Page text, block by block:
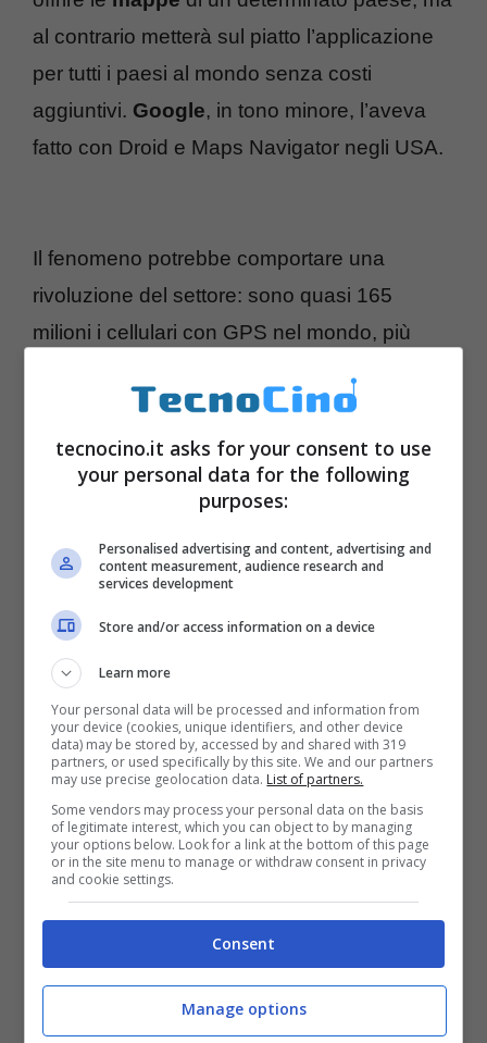
al contrario metterà sul piatto l’applicazione
per tutti i paesi al mondo senza costi
aggiuntivi. Google, in tono minore, l’aveva
fatto con Droid e Maps Navigator negli USA.
Il fenomeno potrebbe comportare una
rivoluzione del settore: sono quasi 165
milioni i cellulari con GPS nel mondo, più
tempo fa aveva acquistato laNAVTEQ
tecnocino.it asks for your consent to use
your personal data for the following
purposes:
Personalised advertising and content, advertising and
content measurement, audience research and
services development
Store and/or access information on a device
Learn more
Your personal data will be processed and information from
your device (cookies, unique identifiers, and other device
data) may be stored by, accessed by and shared with 319
partners, or used specifically by this site. We and our partners
may use precise geolocation data. List of partners.
Some vendors may process your personal data on the basis
of legitimate interest, which you can object to by managing
your options below. Look for a link at the bottom of this page
or in the site menu to manage or withdraw consent in privacy
and cookie settings.
Consent
Manage options